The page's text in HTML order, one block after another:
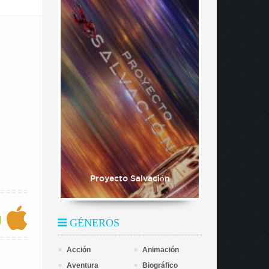
Proyecto Salvación
GÉNEROS
Acción
Animación
Aventura
Biográfico